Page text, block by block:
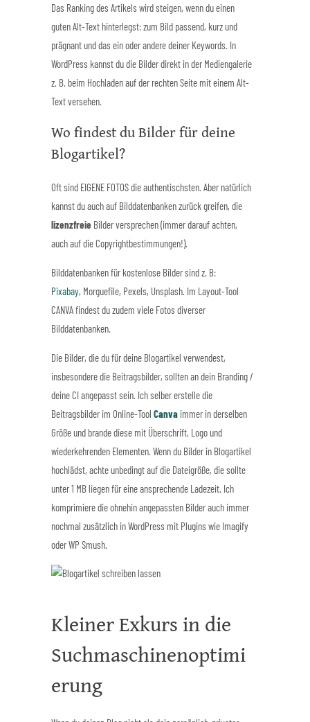
Das Ranking des Artikels wird steigen, wenn du einen
guten Alt-Text hinterlegst: zum Bild passend, kurz und
prägnant und das ein oder andere deiner Keywords. In
WordPress kannst du die Bilder direkt in der Mediengalerie
z. B. beim Hochladen auf der rechten Seite mit einem Alt-
Text versehen.
Wo findest du Bilder für deine
Blogartikel?
Oft sind EIGENE FOTOS die authentischsten. Aber natürlich
kannst du auch auf Bilddatenbanken zurück greifen, die
lizenzfreie Bilder versprechen (immer darauf achten,
auch auf die Copyrightbestimmungen!).
Bilddatenbanken für kostenlose Bilder sind z. B:
Pixabay, Morguefile, Pexels, Unsplash. Im Layout-Tool
CANVA findest du zudem viele Fotos diverser
Bilddatenbanken.
Die Bilder, die du für deine Blogartikel verwendest,
insbesondere die Beitragsbilder, sollten an dein Branding /
deine CI angepasst sein. Ich selber erstelle die
Beitragsbilder im Online-Tool Canva immer in derselben
Größe und brande diese mit Überschrift, Logo und
wiederkehrenden Elementen. Wenn du Bilder in Blogartikel
hochlädst, achte unbedingt auf die Dateigröße, die sollte
unter 1 MB liegen für eine ansprechende Ladezeit. Ich
komprimiere die ohnehin angepassten Bilder auch immer
nochmal zusätzlich in WordPress mit Plugins wie Imagify
oder WP Smush.
Kleiner Exkurs in die
Suchmaschinenoptimi
erung